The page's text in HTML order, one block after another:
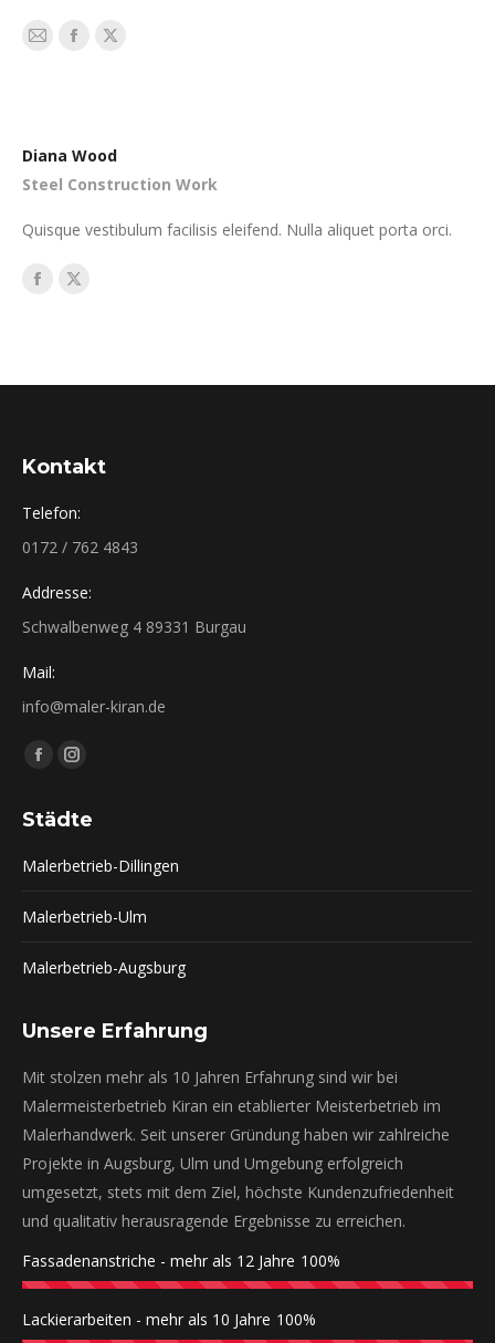
E-
Facebook
X
Diana Wood
Steel Construction Work
Quisque vestibulum facilisis eleifend. Nulla aliquet porta orci.
Facebook
X
Kontakt
Telefon:
0172 / 762 4843
Addresse:
Schwalbenweg 4 89331 Burgau
Mail:
info@maler-kiran.de
Finden Sie uns auf:
Facebook
opens
window
Instagram
opens
window
Städte
Malerbetrieb-Dillingen
Malerbetrieb-Ulm
Malerbetrieb-Augsburg
Unsere Erfahrung
Mit stolzen mehr als 10 Jahren Erfahrung sind wir bei
Malermeisterbetrieb Kiran ein etablierter Meisterbetrieb im
Malerhandwerk. Seit unserer Gründung haben wir zahlreiche
Projekte in Augsburg, Ulm und Umgebung erfolgreich
umgesetzt, stets mit dem Ziel, höchste Kundenzufriedenheit
und qualitativ herausragende Ergebnisse zu erreichen.
Fassadenanstriche - mehr als 12 Jahre 100%
Lackierarbeiten - mehr als 10 Jahre 100%